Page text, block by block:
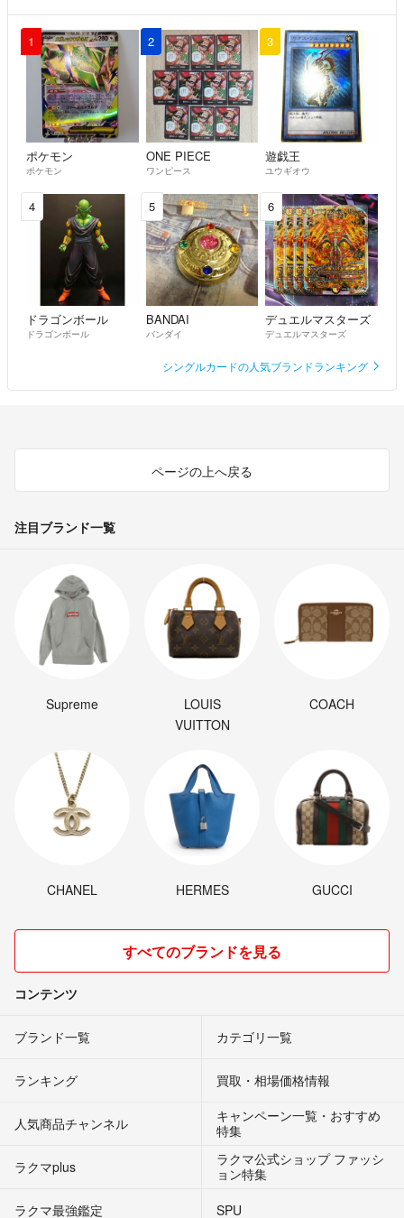
1
ポケモン
ポケモン
2
ONE PIECE
ワンピース
3
遊戯王
ユウギオウ
4
ドラゴンボール
ドラゴンボール
5
BANDAI
バンダイ
6
デュエルマスターズ
デュエルマスターズ
シングルカードの人気ブランドランキング
ページの上へ戻る
注目ブランド一覧
Supreme
LOUIS
VUITTON
COACH
CHANEL HERMES GUCCI
すべてのブランドを見る
コンテンツ
ブランド一覧 カテゴリ一覧
ランキング 買取・相場価格情報
人気商品チャンネル
キャンペーン一覧・おすすめ
特集
ラクマplus
ラクマ公式ショップ ファッシ
ョン特集
ラクマ最強鑑定
SPU